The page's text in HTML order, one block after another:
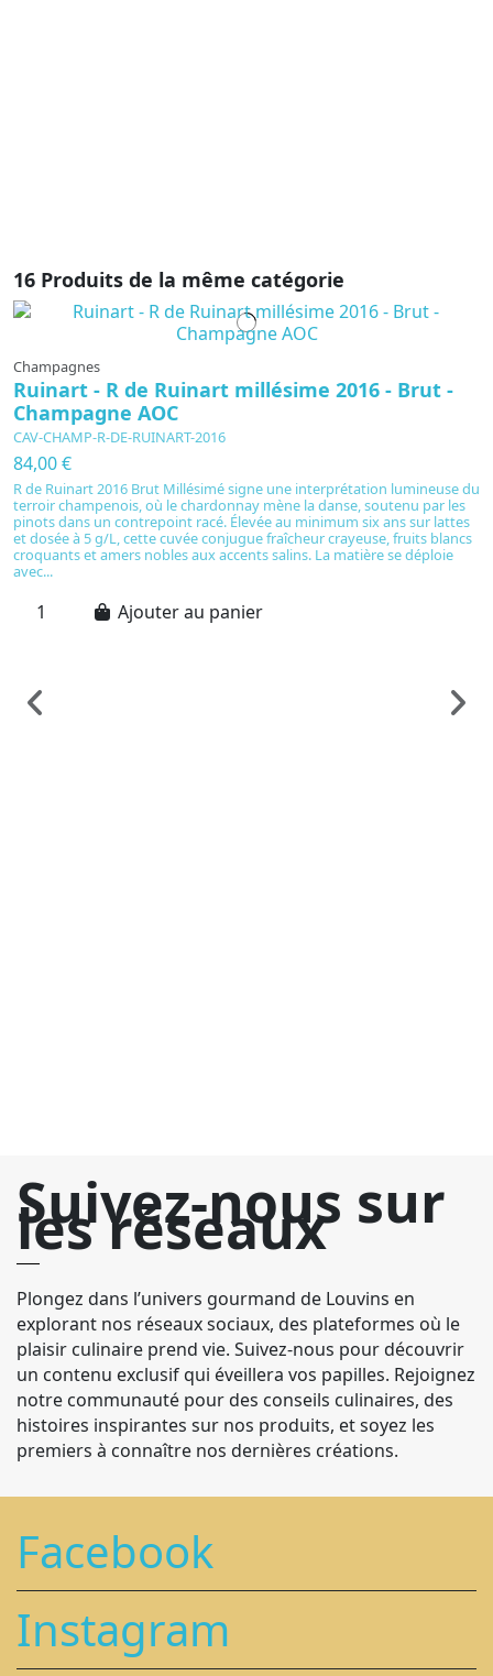
16 Produits de la même catégorie
Champagnes
Ruinart - R de Ruinart millésime 2016 - Brut -
Champagne AOC
CAV-CHAMP-R-DE-RUINART-2016
84,00 €
R de Ruinart 2016 Brut Millésimé signe une interprétation lumineuse du
terroir champenois, où le chardonnay mène la danse, soutenu par les
pinots dans un contrepoint racé. Élevée au minimum six ans sur lattes
et dosée à 5 g/L, cette cuvée conjugue fraîcheur crayeuse, fruits blancs
croquants et amers nobles aux accents salins. La matière se déploie
avec...
Ajouter au panier
Suivez-nous sur
les réseaux
Plongez dans l’univers gourmand de Louvins en
explorant nos réseaux sociaux, des plateformes où le
plaisir culinaire prend vie. Suivez-nous pour découvrir
un contenu exclusif qui éveillera vos papilles. Rejoignez
notre communauté pour des conseils culinaires, des
histoires inspirantes sur nos produits, et soyez les
premiers à connaître nos dernières créations.
Facebook
Instagram